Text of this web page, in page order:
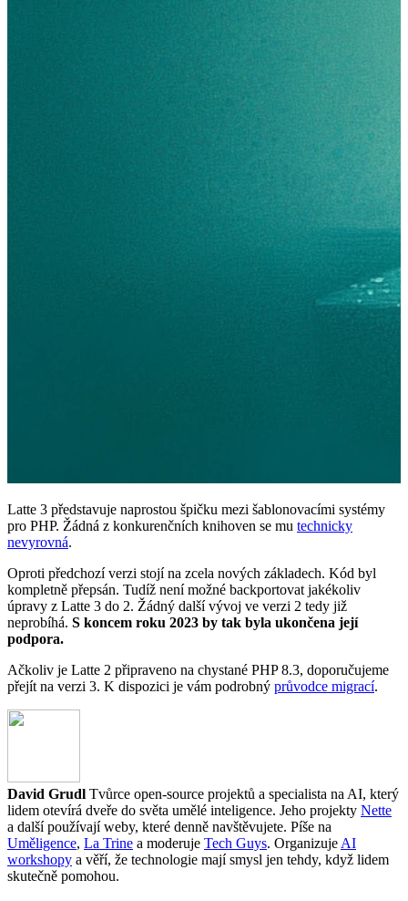
Latte 3 představuje naprostou špičku mezi šablonovacími systémy
pro PHP. Žádná z konkurenčních knihoven se mu technicky
nevyrovná.
Oproti předchozí verzi stojí na zcela nových základech. Kód byl
kompletně přepsán. Tudíž není možné backportovat jakékoliv
úpravy z Latte 3 do 2. Žádný další vývoj ve verzi 2 tedy již
neprobíhá. S koncem roku 2023 by tak byla ukončena její
podpora.
Ačkoliv je Latte 2 připraveno na chystané PHP 8.3, doporučujeme
přejít na verzi 3. K dispozici je vám podrobný průvodce migrací.
David Grudl Tvůrce open-source projektů a specialista na AI, který
lidem otevírá dveře do světa umělé inteligence. Jeho projekty Nette
a další používají weby, které denně navštěvujete. Píše na
Uměligence, La Trine a moderuje Tech Guys. Organizuje AI
workshopy a věří, že technologie mají smysl jen tehdy, když lidem
skutečně pomohou.